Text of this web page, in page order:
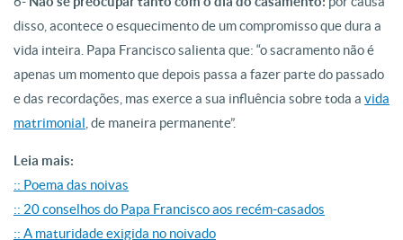
disso, acontece o esquecimento de um compromisso que dura a
vida inteira. Papa Francisco salienta que: “o sacramento não é
apenas um momento que depois passa a fazer parte do passado
e das recordações, mas exerce a sua influência sobre toda a vida
matrimonial , de maneira permanente”.
Leia mais:
:: Poema das noivas
:: 20 conselhos do Papa Francisco aos recém-casados
:: A maturidade exigida no noivado